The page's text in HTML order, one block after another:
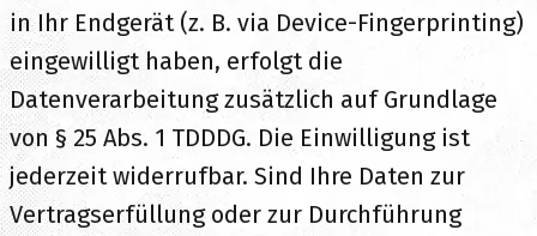
in Ihr Endgerät (z. B. via Device-Fingerprinting)
eingewilligt haben, erfolgt die
Datenverarbeitung zusätzlich auf Grundlage
von § 25 Abs. 1 TDDDG. Die Einwilligung ist
jederzeit widerrufbar. Sind Ihre Daten zur
Vertragserfüllung oder zur Durchführung